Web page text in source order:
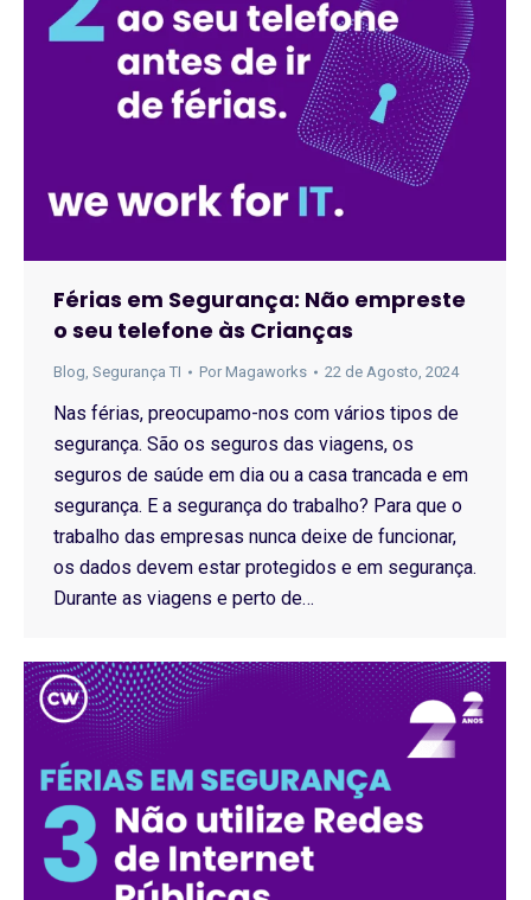
Férias em Segurança: Não empreste
o seu telefone às Crianças
Blog, Segurança TI Por Magaworks 22 de Agosto, 2024
Nas férias, preocupamo-nos com vários tipos de
segurança. São os seguros das viagens, os
seguros de saúde em dia ou a casa trancada e em
segurança. E a segurança do trabalho? Para que o
trabalho das empresas nunca deixe de funcionar,
os dados devem estar protegidos e em segurança.
Durante as viagens e perto de…